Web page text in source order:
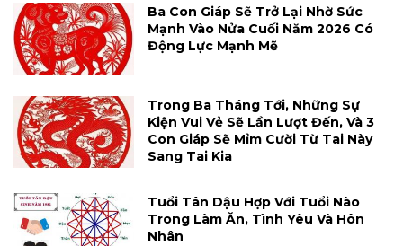
Ba Con Giáp Sẽ Trở Lại Nhờ Sức
Mạnh Vào Nửa Cuối Năm 2026 Có
Động Lực Mạnh Mẽ
Trong Ba Tháng Tới, Những Sự
Kiện Vui Vẻ Sẽ Lần Lượt Đến, Và 3
Con Giáp Sẽ Mỉm Cười Từ Tai Này
Sang Tai Kia
Tuổi Tân Dậu Hợp Với Tuổi Nào
Trong Làm Ăn, Tình Yêu Và Hôn
Nhân